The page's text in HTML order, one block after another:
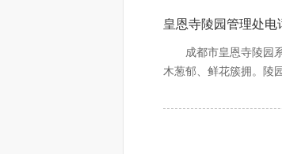
牌坊、亭台楼阁、雕梁
皇恩寺陵园管理处电
成都市皇恩寺陵园系
木葱郁、鲜花簇拥。陵
牌坊、亭台楼阁、雕